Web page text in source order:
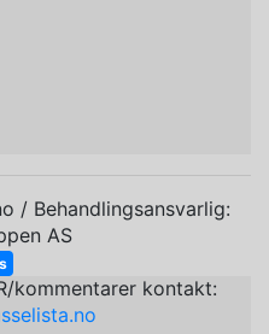
/ Behandlingsansvarlig:
AS
kommentarer kontakt: